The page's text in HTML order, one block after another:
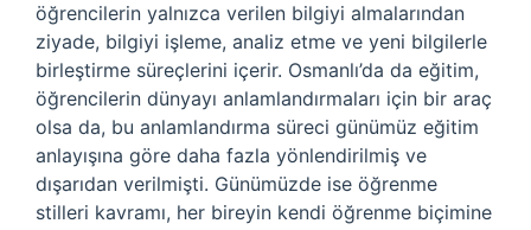
öğrencilerin yalnızca verilen bilgiyi almalarından
ziyade, bilgiyi işleme, analiz etme ve yeni bilgilerle
birleştirme süreçlerini içerir. Osmanlı’da da eğitim,
öğrencilerin dünyayı anlamlandırmaları için bir araç
olsa da, bu anlamlandırma süreci günümüz eğitim
anlayışına göre daha fazla yönlendirilmiş ve
dışarıdan verilmişti. Günümüzde ise öğrenme
stilleri kavramı, her bireyin kendi öğrenme biçimine